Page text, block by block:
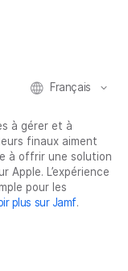
Français
à gérer et à
finaux aiment
à offrir une solution
L’expérience
pour les
plus sur Jamf.